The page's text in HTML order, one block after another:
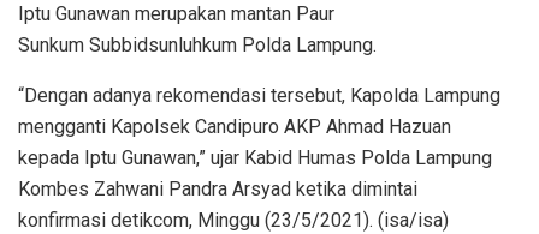
Iptu Gunawan merupakan mantan Paur
Sunkum Subbidsunluhkum Polda Lampung.
“Dengan adanya rekomendasi tersebut, Kapolda Lampung
mengganti Kapolsek Candipuro AKP Ahmad Hazuan
kepada Iptu Gunawan,” ujar Kabid Humas Polda Lampung
Kombes Zahwani Pandra Arsyad ketika dimintai
konfirmasi detikcom, Minggu (23/5/2021). (isa/isa)